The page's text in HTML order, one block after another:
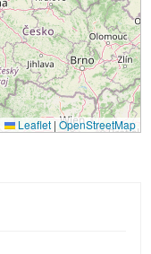
Leaflet | OpenStreetMap